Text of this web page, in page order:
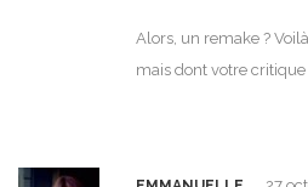
Alors, un remake ?
mais dont votre critique